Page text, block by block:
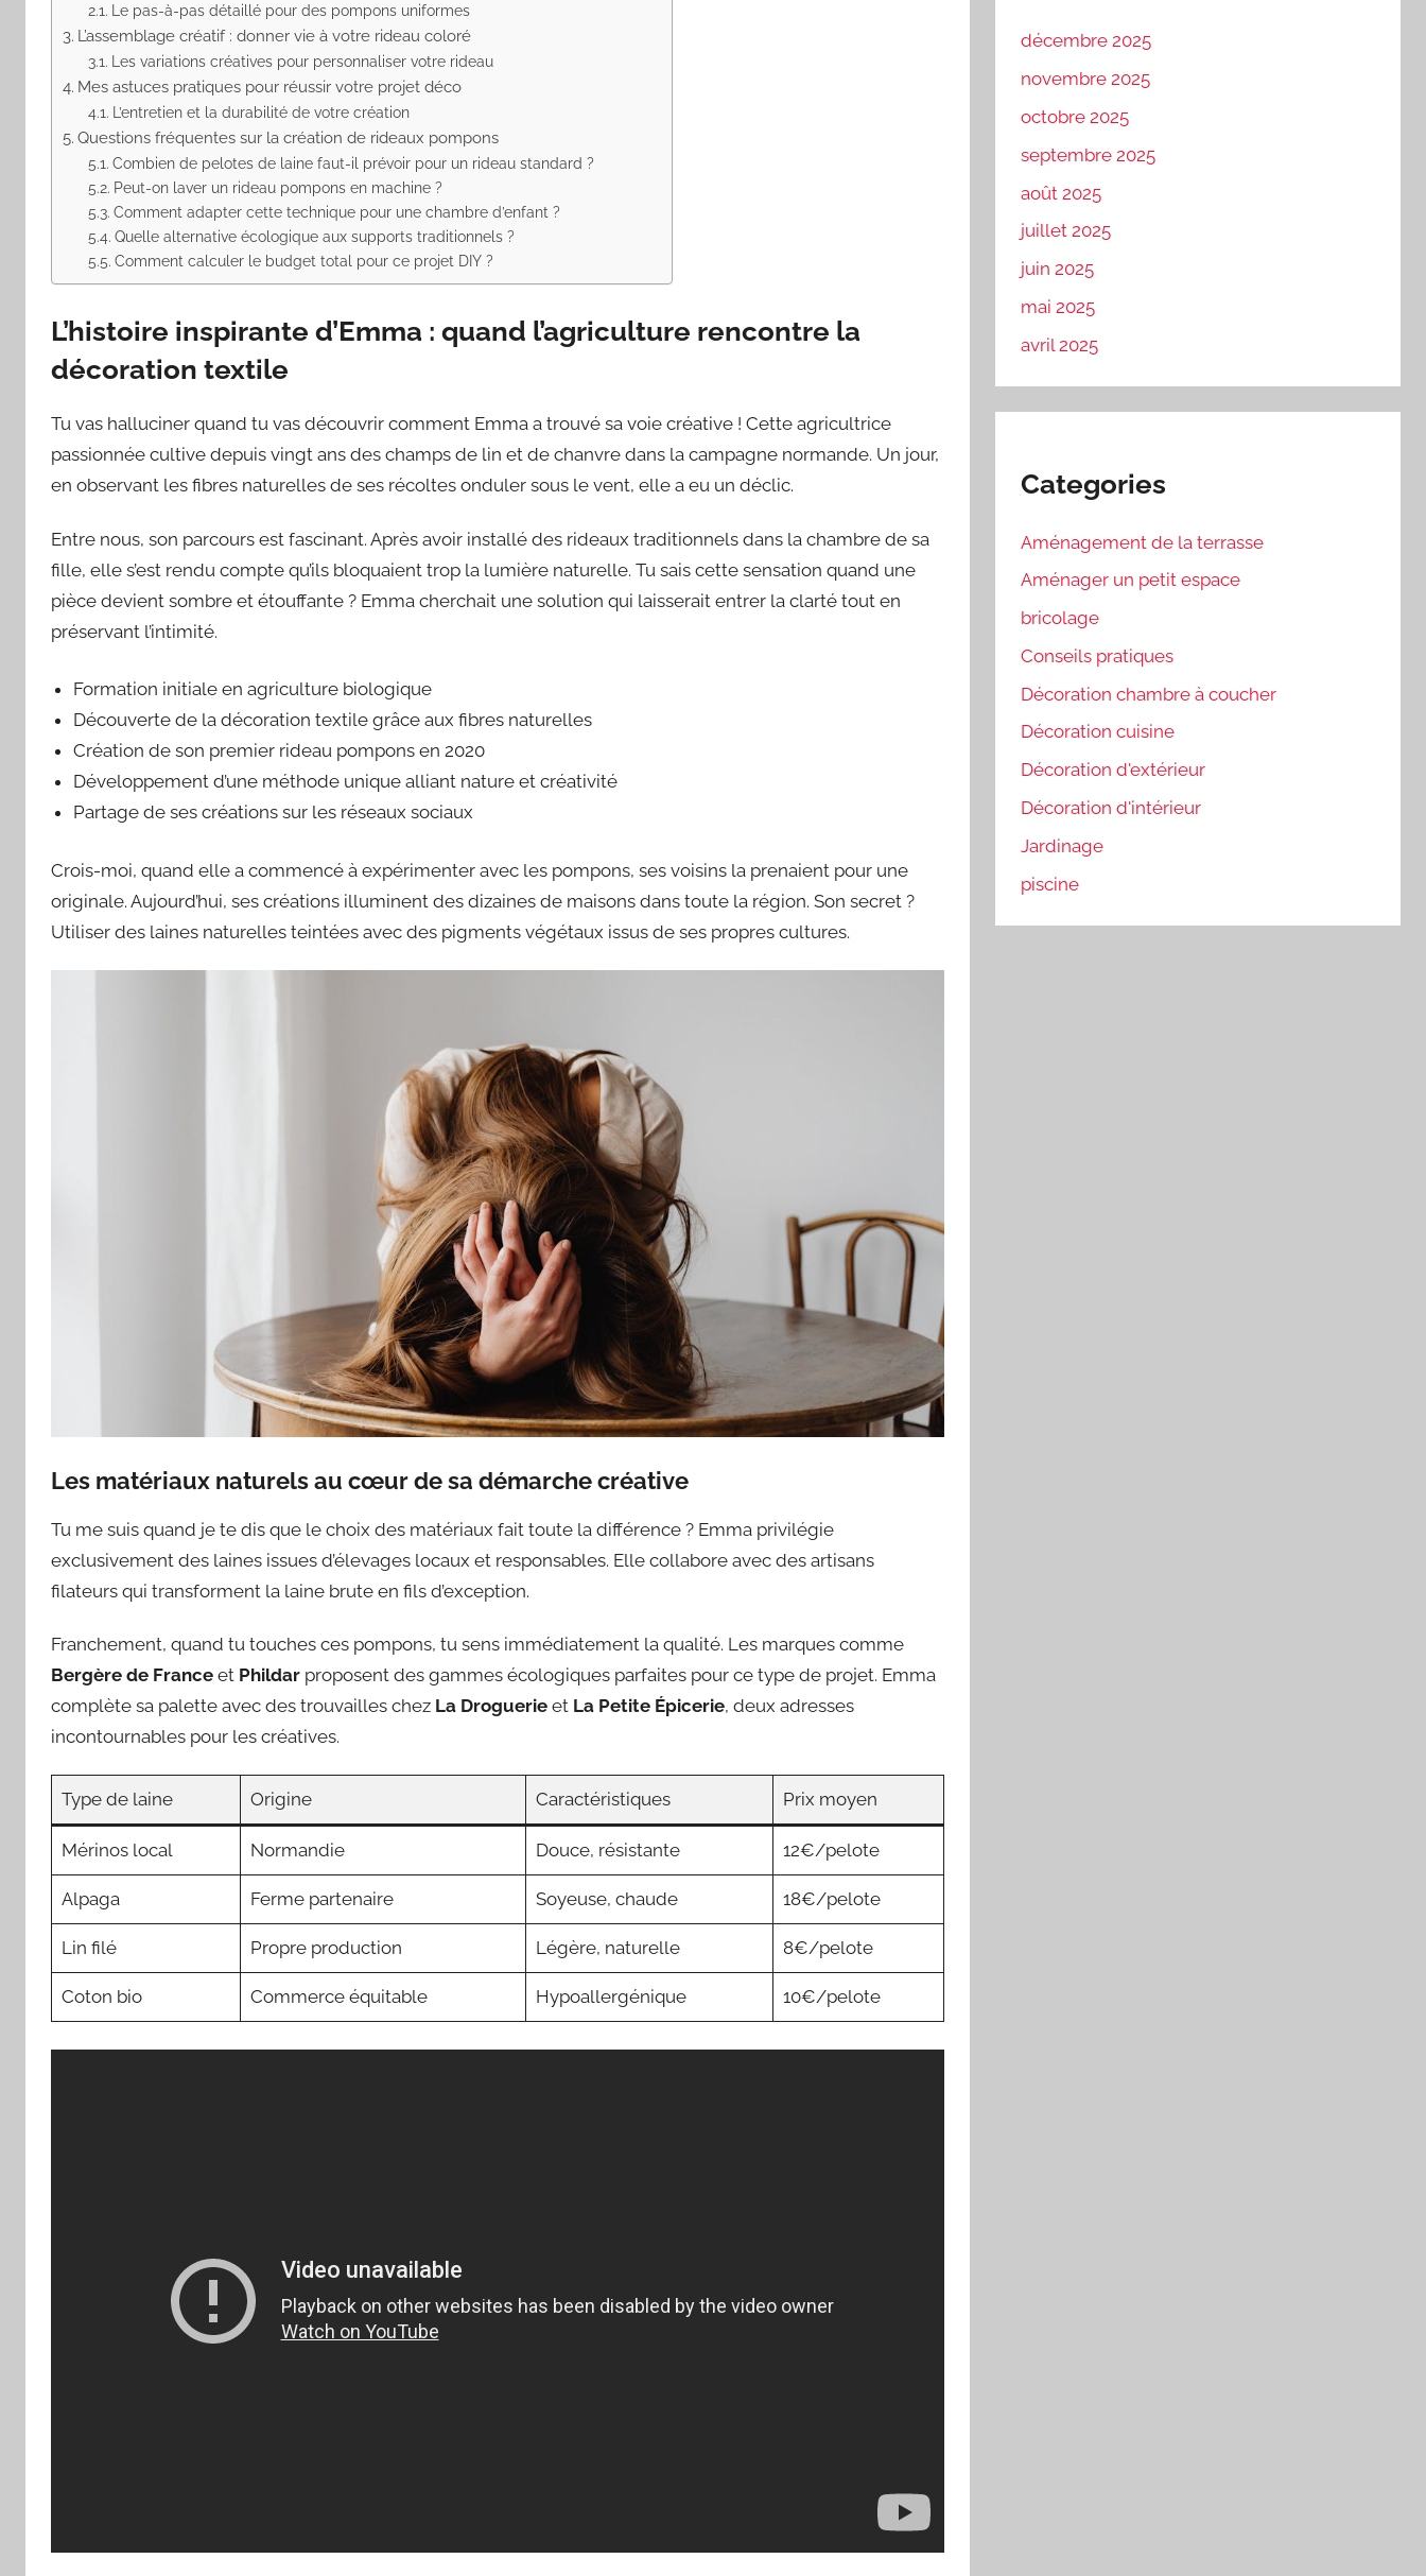
Le pas-à-pas détaillé pour des pompons uniformes
L’assemblage créatif : donner vie à votre rideau coloré
Les variations créatives pour personnaliser votre rideau
Mes astuces pratiques pour réussir votre projet déco
L’entretien et la durabilité de votre création
Questions fréquentes sur la création de rideaux pompons
Combien de pelotes de laine faut-il prévoir pour un rideau standard ?
Peut-on laver un rideau pompons en machine ?
Comment adapter cette technique pour une chambre d’enfant ?
Quelle alternative écologique aux supports traditionnels ?
Comment calculer le budget total pour ce projet DIY ?
L’histoire inspirante d’Emma : quand l’agriculture rencontre la
décoration textile
Tu vas halluciner quand tu vas découvrir comment Emma a trouvé sa voie créative ! Cette agricultrice
passionnée cultive depuis vingt ans des champs de lin et de chanvre dans la campagne normande. Un jour,
en observant les fibres naturelles de ses récoltes onduler sous le vent, elle a eu un déclic.
Entre nous, son parcours est fascinant. Après avoir installé des rideaux traditionnels dans la chambre de sa
fille, elle s’est rendu compte qu’ils bloquaient trop la lumière naturelle. Tu sais cette sensation quand une
pièce devient sombre et étouffante ? Emma cherchait une solution qui laisserait entrer la clarté tout en
préservant l’intimité.
Formation initiale en agriculture biologique
Découverte de la décoration textile grâce aux fibres naturelles
Création de son premier rideau pompons en 2020
Développement d’une méthode unique alliant nature et créativité
Partage de ses créations sur les réseaux sociaux
Crois-moi, quand elle a commencé à expérimenter avec les pompons, ses voisins la prenaient pour une
originale. Aujourd’hui, ses créations illuminent des dizaines de maisons dans toute la région. Son secret ?
Utiliser des laines naturelles teintées avec des pigments végétaux issus de ses propres cultures.
Les matériaux naturels au cœur de sa démarche créative
Tu me suis quand je te dis que le choix des matériaux fait toute la différence ? Emma privilégie
exclusivement des laines issues d’élevages locaux et responsables. Elle collabore avec des artisans
filateurs qui transforment la laine brute en fils d’exception.
Franchement, quand tu touches ces pompons, tu sens immédiatement la qualité. Les marques comme
Bergère de France et Phildar proposent des gammes écologiques parfaites pour ce type de projet. Emma
complète sa palette avec des trouvailles chez La Droguerie et La Petite Épicerie, deux adresses
incontournables pour les créatives.
Type de laine Origine Caractéristiques Prix moyen
Mérinos local Normandie Douce, résistante 12€/pelote
Alpaga Ferme partenaire Soyeuse, chaude 18€/pelote
Lin filé Propre production Légère, naturelle 8€/pelote
Coton bio Commerce équitable Hypoallergénique 10€/pelote
décembre 2025
novembre 2025
octobre 2025
septembre 2025
août 2025
juillet 2025
juin 2025
mai 2025
avril 2025
Categories
Aménagement de la terrasse
Aménager un petit espace
bricolage
Conseils pratiques
Décoration chambre à coucher
Décoration cuisine
Décoration d'extérieur
Décoration d'intérieur
Jardinage
piscine